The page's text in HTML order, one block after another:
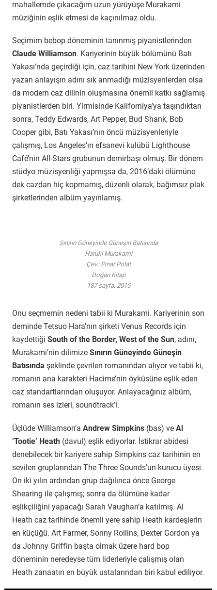
mahallemde çıkacağım uzun yürüyüşe Murakami
müziğinin eşlik etmesi de kaçınılmaz oldu.
Seçimim bebop döneminin tanınmış piyanistlerinden
Claude Williamson. Kariyerinin büyük bölümünü Batı
Yakası’nda geçirdiği için, caz tarihini New York üzerinden
yazan anlayışın adını sık anmadığı müzisyenlerden olsa
da modern caz dilinin oluşmasına önemli katkı sağlamış
piyanistlerden biri. Yirmisinde Kaliforniya’ya taşındıktan
sonra, Teddy Edwards, Art Pepper, Bud Shank, Bob
Cooper gibi, Batı Yakası’nın öncü müzisyenleriyle
çalışmış, Los Angeles’ın efsanevi kulübü Lighthouse
Café’nin All-Stars grubunun demirbaşı olmuş. Bir dönem
stüdyo müzisyenliği yapmışsa da, 2016’daki ölümüne
dek cazdan hiç kopmamış, düzenli olarak, bağımsız plak
şirketlerinden albüm yayınlamış.
Sınırın Güneyinde Güneşin Batısında
Haruki Murakami
Çev.: Pınar Polat
Doğan Kitap
187 sayfa, 2015
Onu seçmemin nedeni tabii ki Murakami. Kariyerinin son
deminde Tetsuo Hara’nın şirketi Venus Records için
kaydettiği South of the Border, West of the Sun, adını,
Murakami’nin dilimize Sınırın Güneyinde Güneşin
Batısında şeklinde çevrilen romanından alıyor ve tabii ki,
romanın ana karakteri Hacime’nin öyküsüne eşlik eden
caz standartlarından oluşuyor. Anlayacağınız albüm,
romanın ses izleri, soundtrack’i.
Üçlüde Williamson’a Andrew Simpkins (bas) ve Al
‘Tootie’ Heath (davul) eşlik ediyorlar. İstikrar abidesi
denebilecek bir kariyere sahip Simpkins caz tarihinin en
sevilen gruplarından The Three Sounds’un kurucu üyesi.
On iki yılın ardından grup dağılınca önce George
Shearing ile çalışmış; sonra da ölümüne kadar
eşlikçiliğini yapacağı Sarah Vaughan’a katılmış. Al
Heath caz tarihinde önemli yere sahip Heath kardeşlerin
en küçüğü. Art Farmer, Sonny Rollins, Dexter Gordon ya
da Johnny Griffin başta olmak üzere hard bop
döneminin neredeyse tüm liderleriyle çalışmış olan
Heath zanaatın en büyük ustalarından biri kabul ediliyor.